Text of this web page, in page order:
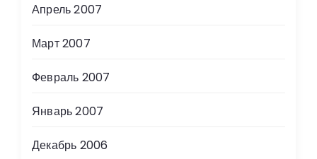
Апрель 2007
Март 2007
Февраль 2007
Январь 2007
Декабрь 2006